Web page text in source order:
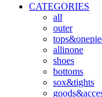
CATEGORIES
all
outer
allinone
shoes
bottoms
sox&tights